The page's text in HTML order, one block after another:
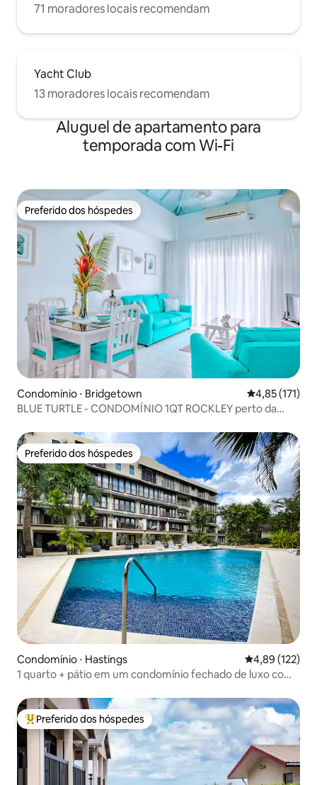
71 moradores locais recomendam
Yacht Club
13 moradores locais recomendam
Aluguel de apartamento para
temporada com Wi-Fi
Preferido dos hóspedes
Preferido dos hóspedes
Condomínio ⋅ Bridgetown 4,85 de uma
4,85 (171)
BLUE TURTLE - CONDOMÍNIO 1QT ROCKLEY perto da
Preferido dos hóspedes
Preferido dos hóspedes
Condomínio ⋅ Hastings 4,89 de uma
4,89 (122)
1 quarto + pátio em um condomínio fechado de luxo com
Entre os melhores preferidos dos hóspedes
Preferido dos hóspedes